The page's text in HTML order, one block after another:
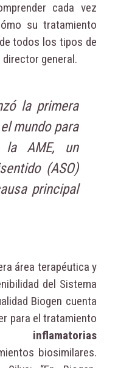
cada vez
su tratamiento
todos los tipos de
general.
la primera
mundo para
la AME, un
(ASO)
principal
área terapéutica y
del Sistema
Biogen cuenta
para el tratamiento
biosimilares.